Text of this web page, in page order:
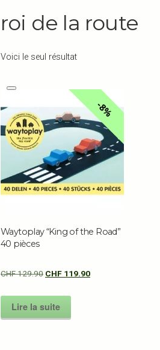
roi de la route
Voici le seul résultat
8%
Waytoplay “King of the Road”
40 pièces
CHF129.90 CHF 119.90
Lire la suite